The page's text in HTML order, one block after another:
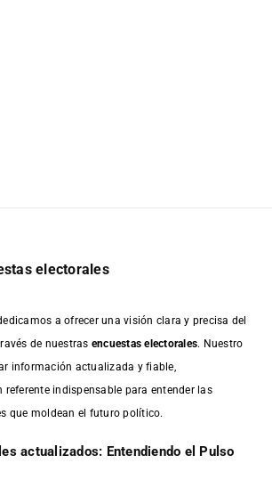
electorales
a ofrecer una visión clara y precisa del
de nuestras encuestas electorales. Nuestro
información actualizada y fiable,
referente indispensable para entender las
que moldean el futuro político.
actualizados: Entendiendo el Pulso